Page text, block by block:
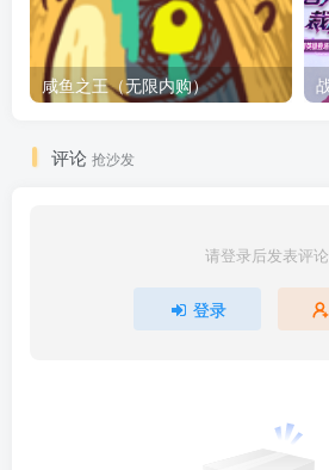
咸鱼之王（无限内购）
评论 抢沙发
请登录后发表评论
登录